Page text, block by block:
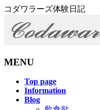
コダワラーズ体験日記
MENU
Top page
Information
Blog